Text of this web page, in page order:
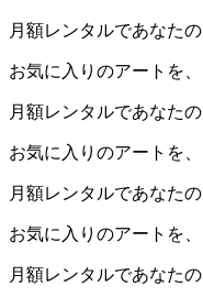
月額レンタルであなたの
お気に入りのアートを、
月額レンタルであなたの
お気に入りのアートを、
月額レンタルであなたの
お気に入りのアートを、
月額レンタルであなたの